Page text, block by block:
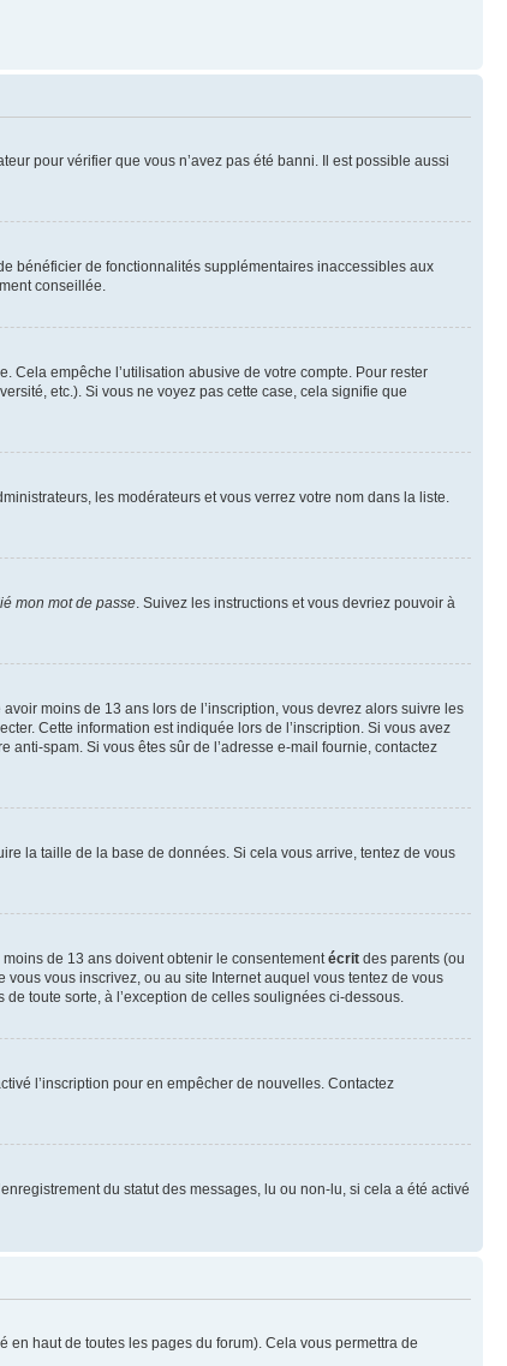
pour vérifier que vous n’avez pas été banni. Il est possible aussi
bénéficier de fonctionnalités supplémentaires inaccessibles aux
conseillée.
Cela empêche l’utilisation abusive de votre compte. Pour rester
etc.). Si vous ne voyez pas cette case, cela signifie que
les modérateurs et vous verrez votre nom dans la liste.
mon mot de passe. Suivez les instructions et vous devriez pouvoir à
moins de 13 ans lors de l’inscription, vous devrez alors suivre les
Cette information est indiquée lors de l’inscription. Si vous avez
anti-spam. Si vous êtes sûr de l’adresse e-mail fournie, contactez
la taille de la base de données. Si cela vous arrive, tentez de vous
de 13 ans doivent obtenir le consentementécrit des parents (ou
vous vous inscrivez, ou au site Internet auquel vous tentez de vous
toute sorte, à l’exception de celles soulignées ci-dessous.
l’inscription pour en empêcher de nouvelles. Contactez
du statut des messages, lu ou non-lu, si cela a été activé
en haut de toutes les pages du forum). Cela vous permettra de